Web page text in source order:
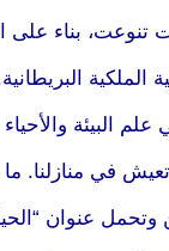
تنوعت، بناء
علم البيئة
في منازلنا.
عنوان “الحياة